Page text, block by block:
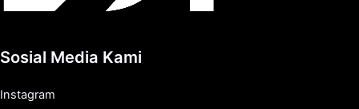
Sosial Media Kami
Instagram